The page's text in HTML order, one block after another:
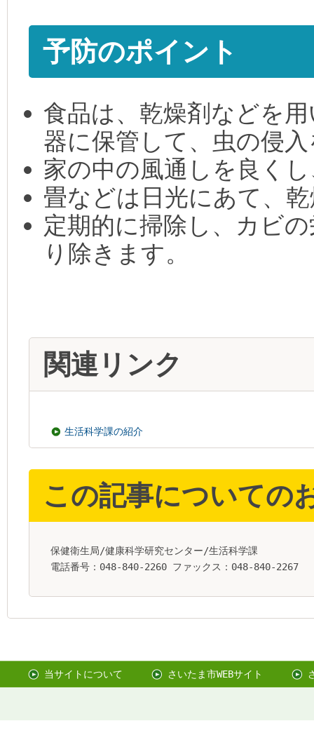
予防のポイント
食品は、乾燥剤などを
器に保管して、虫の侵
家の中の風通しを良く
畳などは日光にあて、
定期的に掃除し、カビ
り除きます。
関連リンク
生活科学課の紹介
この記事についての
保健衛生局/健康科学研究センター/生活科学課
電話番号：048-840-2260 ファックス：048-840-2267
当サイトについて さいたま市WEBサイト